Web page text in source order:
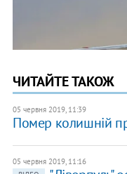
ЧИТАЙТЕ ТАКОЖ
05 червня 2019, 11:39
Помер колишній
05 червня 2019, 11:16